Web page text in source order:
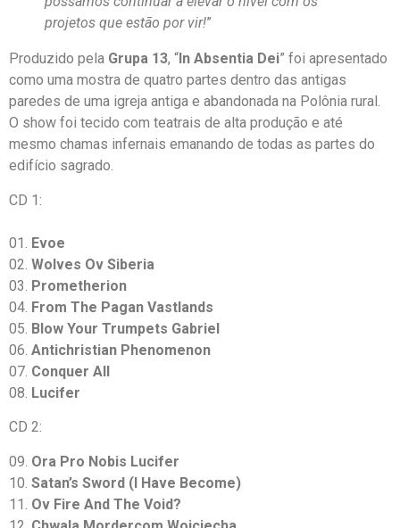
projetos que estão por vir!”
Produzido pela Grupa 13, “ In Absentia Dei” foi apresentado
como uma mostra de quatro partes dentro das antigas
paredes de uma igreja antiga e abandonada na Polônia rural.
O show foi tecido com teatrais de alta produção e até
mesmo chamas infernais emanando de todas as partes do
edifício sagrado.
CD 1:
01. Evoe
02. Wolves Ov Siberia
03. Prometherion
04. From The Pagan Vastlands
05. Blow Your Trumpets Gabriel
06. Antichristian Phenomenon
07. Conquer All
08. Lucifer
CD 2:
09. Ora Pro Nobis Lucifer
10. Satan’s Sword (I Have Become)
11. Ov Fire And The Void?